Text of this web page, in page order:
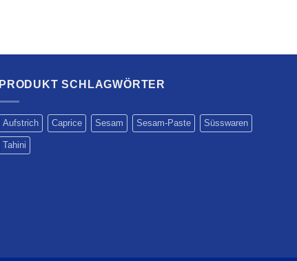
PRODUKT SCHLAGWÖRTER
Aufstrich Caprice Sesam Sesam-Paste Süsswaren
Tahini